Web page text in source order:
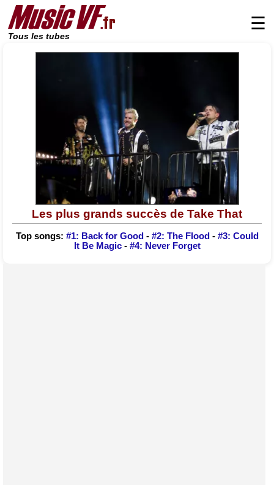
Tous les tubes
☰
Les plus grands succès de Take That
Top songs: #1: Back for Good- #2: The Flood- #3: Could
It Be Magic- #4: Never Forget